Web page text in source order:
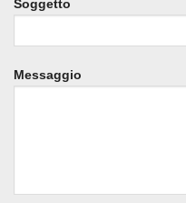
Soggetto
Messaggio